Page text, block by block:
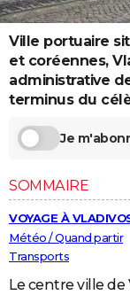
Destinations
City break
Voyage nature
Voyage de noces
Forum
Climat
+
PHOTO
GUIDES D'ACHAT
BONS PLANS
CARTE DE VOEUX
Dictionnaire
Biographies
Citations
Expressions
Proverbes
PROGRAMME TV
COPAINS D'AVANT
Ville portuaire
et coréennes,
administrative
terminus du
Je
SOMMAIRE
VOYAGE À
Météo / Quand partir
Transports
Le centre ville de